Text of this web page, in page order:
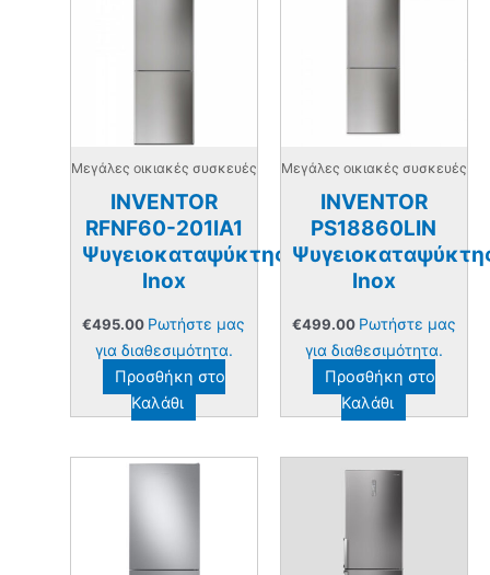
Μεγάλες οικιακές συσκευές
INVENTOR
RFNF60-201IA1
Ψυγειοκαταψύκτης
Inox
€495.00 Ρωτήστε μας
για διαθεσιμότητα.
Προσθήκη στο
Καλάθι
Μεγάλες οικιακές συσκευές
INVENTOR
PS18860LIN
Inox
€499.00 Ρωτήστε μας
για διαθεσιμότητα.
Προσθήκη στο
Καλάθι